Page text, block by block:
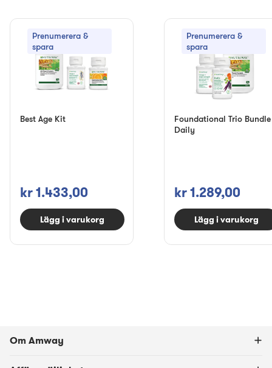
Prenumerera &
spara
Best Age Kit
kr 1.433,00
Lägg i varukorg
Prenumerera &
spara
Foundational Trio Bundle
Daily
kr 1.289,00
Lägg i varukorg
Om Amway